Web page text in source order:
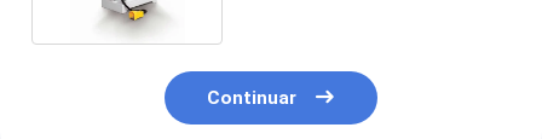
Continuar